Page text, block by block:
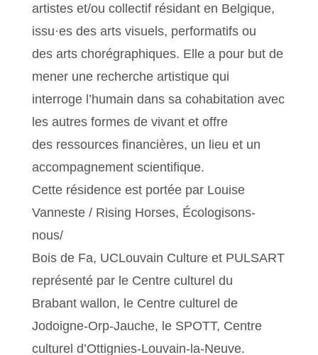
artistes et/ou collectif résidant en Belgique,
issu·es des arts visuels, performatifs ou
des arts chorégraphiques. Elle a pour but de
mener une recherche artistique qui
interroge l’humain dans sa cohabitation avec
les autres formes de vivant et offre
des ressources financières, un lieu et un
accompagnement scientifique.
Cette résidence est portée par Louise
Vanneste / Rising Horses, Écologisons-
nous/
Bois de Fa, UCLouvain Culture et PULSART
représenté par le Centre culturel du
Brabant wallon, le Centre culturel de
Jodoigne-Orp-Jauche, le SPOTT, Centre
culturel d’Ottignies-Louvain-la-Neuve.